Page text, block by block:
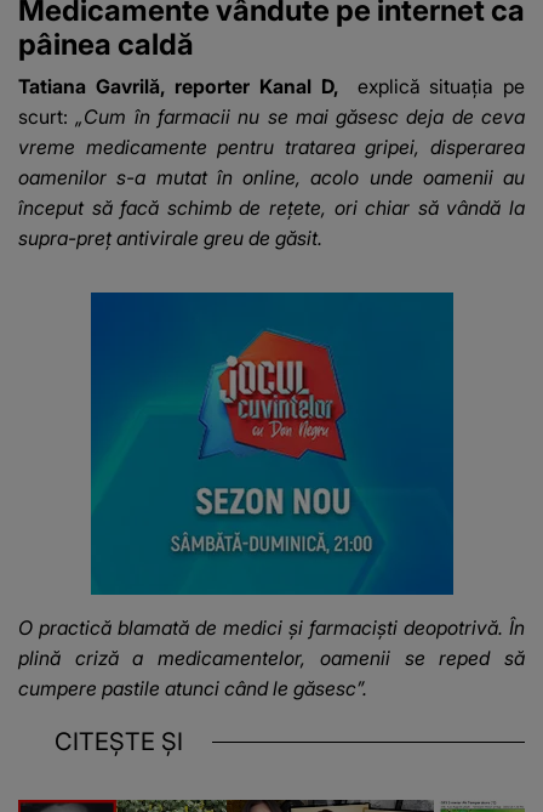
Medicamente vândute pe internet ca
pâinea caldă
Tatiana Gavrilă, reporter Kanal D, explică situația pe
scurt: „Cum în farmacii nu se mai găsesc deja de ceva
vreme medicamente pentru tratarea gripei, disperarea
oamenilor s-a mutat în online, acolo unde oamenii au
început să facă schimb de rețete, ori chiar să vândă la
supra-preț antivirale greu de găsit.
O practică blamată de medici și farmaciști deopotrivă. În
plină criză a medicamentelor, oamenii se reped să
cumpere pastile atunci când le găsesc”.
CITEȘTE ȘI